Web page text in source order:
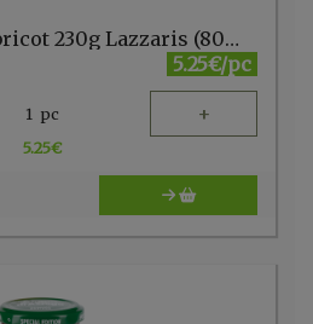
Confiture extra abricot 230g Lazzaris (80% fruits)
5.25€/pc
1 pc +
5.25€